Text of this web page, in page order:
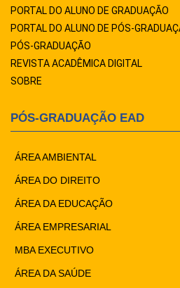
PORTAL DO ALUNO DE GRADUAÇÃO
PORTAL DO ALUNO DE PÓS-
PÓS-GRADUAÇÃO
REVISTA ACADÊMICA DIGITAL
SOBRE
PÓS-GRADUAÇÃO EAD
ÁREA AMBIENTAL
ÁREA DO DIREITO
ÁREA DA EDUCAÇÃO
ÁREA EMPRESARIAL
MBA EXECUTIVO
ÁREA DA SAÚDE